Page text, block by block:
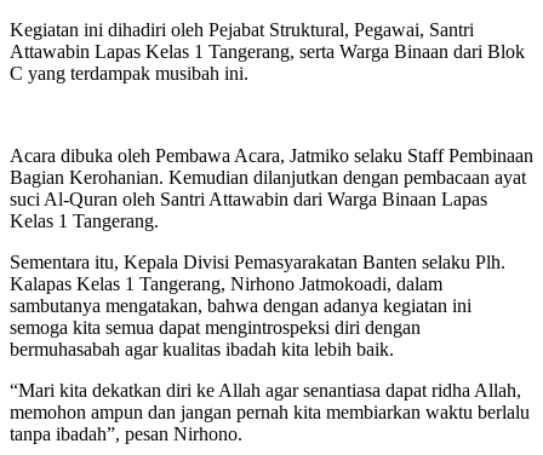
Kegiatan ini dihadiri oleh Pejabat Struktural, Pegawai, Santri
Attawabin Lapas Kelas 1 Tangerang, serta Warga Binaan dari Blok
C yang terdampak musibah ini.
Acara dibuka oleh Pembawa Acara, Jatmiko selaku Staff Pembinaan
Bagian Kerohanian. Kemudian dilanjutkan dengan pembacaan ayat
suci Al-Quran oleh Santri Attawabin dari Warga Binaan Lapas
Kelas 1 Tangerang.
Sementara itu, Kepala Divisi Pemasyarakatan Banten selaku Plh.
Kalapas Kelas 1 Tangerang, Nirhono Jatmokoadi, dalam
sambutanya mengatakan, bahwa dengan adanya kegiatan ini
semoga kita semua dapat mengintrospeksi diri dengan
bermuhasabah agar kualitas ibadah kita lebih baik.
“Mari kita dekatkan diri ke Allah agar senantiasa dapat ridha Allah,
memohon ampun dan jangan pernah kita membiarkan waktu berlalu
tanpa ibadah”, pesan Nirhono.